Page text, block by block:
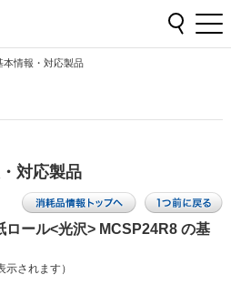
本情報・対応製品
対応製品
ロール<光沢> MCSP24R8 の基
示されます）